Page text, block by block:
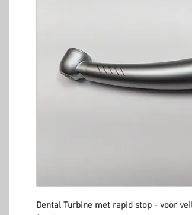
Dental Turbine met rapid stop - voor